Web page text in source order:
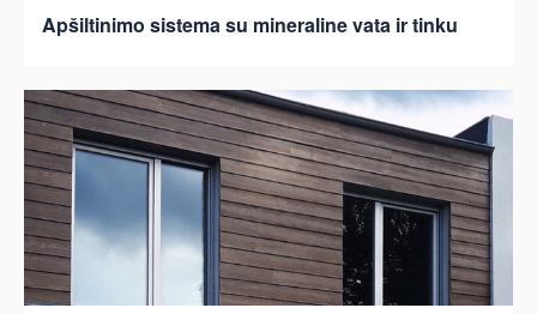
Apšiltinimo sistema su mineraline vata ir tinku